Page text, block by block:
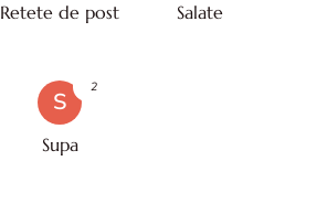
Retete de post Salate
S
Supa
2